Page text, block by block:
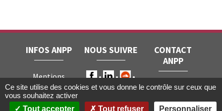
INFOS ANPP
Mentions
légales RGPD
Contact
NOUS SUIVRE
CONTACT
ANPP
ANPP • 22, rue
Ce site utilise des cookies et vous donne le contrôle sur ceux que
vous souhaitez activer
Tout accepter
Tout refuser Personnaliser